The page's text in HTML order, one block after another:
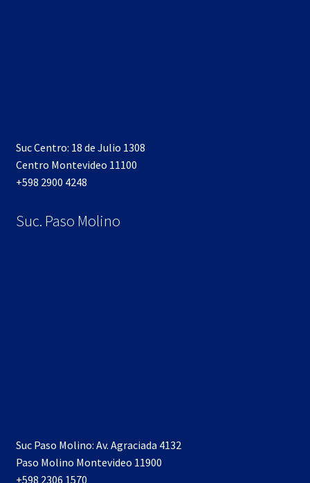
Suc Centro: 18 de Julio 1308
Centro Montevideo 11100
+598 2900 4248
Suc. Paso Molino
Suc Paso Molino: Av. Agraciada 4132
Paso Molino Montevideo 11900
+598 2306 1570